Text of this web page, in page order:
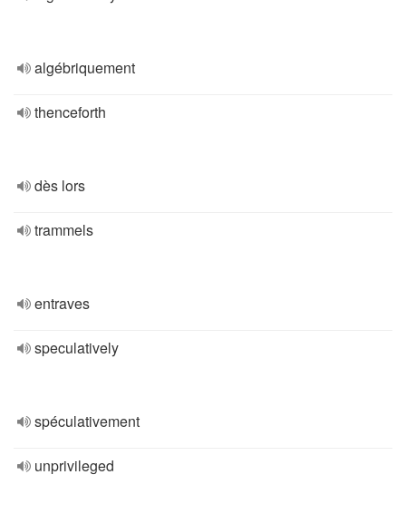
algébriquement
thenceforth
dès lors
trammels
entraves
speculatively
spéculativement
unprivileged